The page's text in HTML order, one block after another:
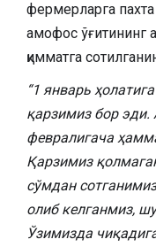
фермерларга
амофос ўғитининг
қимматга
“1 январь
қарзимиз бор
февралигача
Қарзимиз
сўмдан
олиб келганмиз,
Ўзимизда